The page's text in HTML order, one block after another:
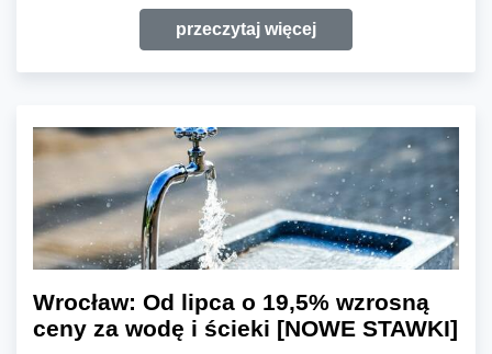
przeczytaj więcej
Wrocław: Od lipca o 19,5% wzrosną
ceny za wodę i ścieki [NOWE STAWKI]